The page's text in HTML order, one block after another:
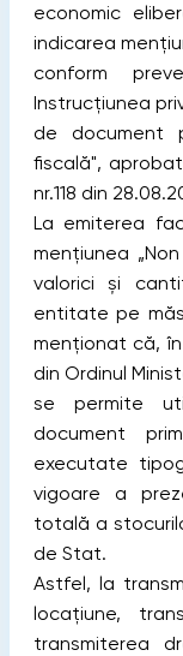
economic
indicarea
conform
Instrucțiunea
de document
fiscală",
nr.118 din
La emiterea
mențiunea
valorici și
entitate pe
menționat că,
din Ordinul
se permite
document
executate
vigoare a
totală a
de Stat.
Astfel, la
locațiune,
transmiterea